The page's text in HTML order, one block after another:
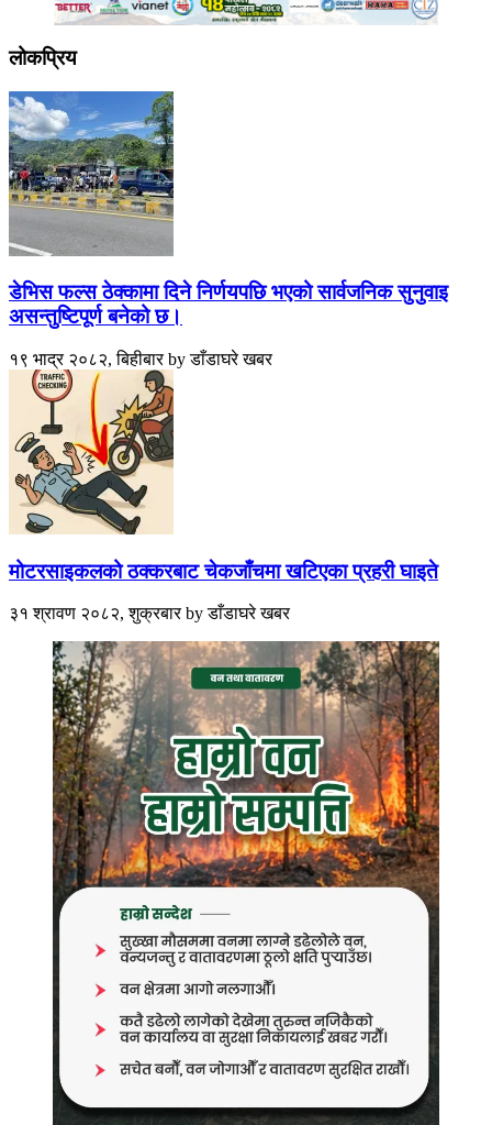
लोकप्रिय
डेभिस फल्स ठेक्कामा दिने निर्णयपछि भएको सार्वजनिक सुनुवाइ
असन्तुष्टिपूर्ण बनेको छ।
१९ भाद्र २०८२, बिहीबारbyडाँडाघरे खबर
मोटरसाइकलको ठक्करबाट चेकजाँचमा खटिएका प्रहरी घाइते
३१ श्रावण २०८२, शुक्रबारbyडाँडाघरे खबर